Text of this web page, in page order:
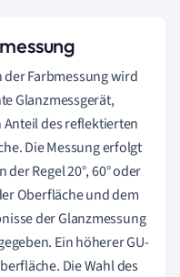
Farbmessung wird
Glanzmessgerät,
Anteil des reflektierten
Die Messung erfolgt
Regel 20°, 60° oder
Oberfläche und dem
der Glanzmessung
Ein höherer GU-
Die Wahl des